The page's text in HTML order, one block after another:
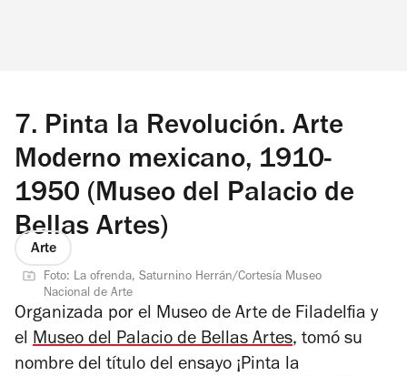
7. Pinta la Revolución. Arte
Moderno mexicano, 1910-
1950 (Museo del Palacio de
Bellas Artes)
Arte
Foto: La ofrenda, Saturnino Herrán/Cortesía Museo
Nacional de Arte
Organizada por el Museo de Arte de Filadelfia y
el Museo del Palacio de Bellas Artes, tomó su
nombre del título del ensayo ¡Pinta la